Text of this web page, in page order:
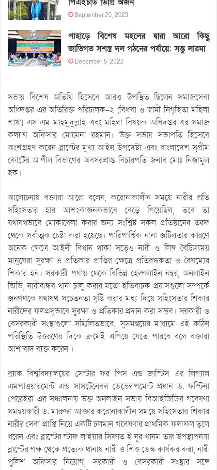
September 20, 2023
পাহাড়ে বিশেষ মহলের দ্বারা আরো কিছু
জাতিগত সশস্ত্র দল গঠনের পর্যায়ে: সন্তু লারমা
December 5, 2022
সভায় বিশেষ অতিথি হিসেবে আরও উপস্থিত ছিলেন সমাজসেবা
অধিদপ্তর এর অতিরিক্ত পরিচালক-২ (বিধবা ও স্বামী নিগৃহিতা মহিলা
শাখা) এস এম মাহমুদুল্লাহ এবং মহিলা বিষয়ক অধিদপ্তর এর সমাজ
কল্যাণ অফিসার মোমেনা রহমান। উক্ত সভায় সভাপতি হিসেবে
অংশগ্রহণ করেন ব্লাস্টের মুখ্য আইন উপদেষ্টা এবং বাংলাদেশ সুপ্রীম
কোর্টের আপীল বিভাগের অবসরপ্রাপ্ত বিচারপতি জনাব মোঃ নিজামুল
হক।
আলোচনায় বক্তারা আরো বলেন, করোনাকালীন সময়ে নারীর প্রতি
সহিংসতার হার আশংকাজনকভাবে বেড়ে গিয়েছিল, তবে তা
যথাযথভাবে মোকাবেলা করার জন্য সংশ্লিষ্ট সকল প্রতিষ্ঠানের তরফ
থেকে সর্বাত্মক চেষ্টা করা হয়েছে। পারিপার্শ্বিক নানা জটিলতার কারণে
অনেক ক্ষেত্রে আইনী বিধান থাকা সত্বেও নারী ও লিঙ্গ বৈচিত্র্যময়
মানুষেরা সুরক্ষা ও প্রতিকার প্রাপ্তির ক্ষেত্রে প্রতিবন্ধকতা ও বৈষম্যের
শিকার হন। সরকারী পর্যায় থেকে বিভিন্ন হেল্পলাইন নম্বর, অনলাইন
জিডি, নারীবান্ধব থানা চালু করার মতো ইতিবাচক প্রয়াসগুলো সম্পর্কে
জনগণকে যথাযথ সচেতনতা সৃষ্টি করার মধ্য দিয়ে সহিংসতার শিকার
নারীদের ফলপ্রসূভাবে সুরক্ষা ও প্রতিকার প্রদান করা সম্ভব। সরকারী ও
বেসরকারী সংস্থাগুলো সম্মিলিতভাবে, সুসমন্বয়ের মাধ্যমে এই কঠিন
পরিস্থিতি উত্তরণের দিকে ক্রমেই এগিয়ে যেতে পারবে বলে বক্তারা
আশাবাদ ব্যক্ত করেন ।
ব্র্যাক বিশ্ববিদ্যালয়ের সেন্টার ফর পিস এন্ড জাস্টিস এর লিগ্যাল
এমপাওয়ারমেন্ট এন্ড সাসটেনেবল ডেভেলপমেন্ট প্রধান ড. ফস্টিনা
পেরেইরা এর সঞ্চালনায় উক্ত অনলাইন সভায় বিআইজিডির গবেষণা
সমন্বয়কারী ড. মারুফা আক্তার করোনাকালীন সময়ে সহিংসতার শিকার
নারীর সেবা প্রাপ্তি নিয়ে একটি চলমান গবেষণার প্রাথমিক ফলাফল তুলে
ধরেন এবং ব্লাস্টের স্টাফ ল’ইয়ার সিফাত ই নূর খানম তার উপস্থাপনায়
ব্লাস্টের পক্ষ থেকে প্রত্যেক থানায় নারী ও শিশু ডেস্ক কার্যকর করা, নারী
পুলিশ অফিসার নিয়োগ, সরকারী ও বেসরকারী সংস্থার সঙ্গে